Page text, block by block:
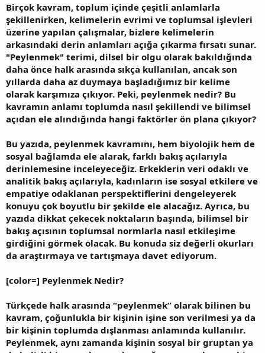
t
a
n
r
i
h
i
Birçok kavram, toplum içinde çeşitli anlamlarla
şekillenirken, kelimelerin evrimi ve toplumsal işlevleri
üzerine yapılan çalışmalar, bizlere kelimelerin
arkasındaki derin anlamları açığa çıkarma fırsatı sunar.
"Peylenmek" terimi, dilsel bir olgu olarak bakıldığında
daha önce halk arasında sıkça kullanılan, ancak son
yıllarda daha az duymaya başladığımız bir kelime
olarak karşımıza çıkıyor. Peki, peylenmek nedir? Bu
kavramın anlamı toplumda nasıl şekillendi ve bilimsel
açıdan ele alındığında hangi faktörler ön plana çıkıyor?
Bu yazıda, peylenmek kavramını, hem biyolojik hem de
sosyal bağlamda ele alarak, farklı bakış açılarıyla
derinlemesine inceleyeceğiz. Erkeklerin veri odaklı ve
analitik bakış açılarıyla, kadınların ise sosyal etkilere ve
empatiye odaklanan perspektiflerini dengeleyerek
konuyu çok boyutlu bir şekilde ele alacağız. Ayrıca, bu
yazıda dikkat çekecek noktaların başında, bilimsel bir
bakış açısının toplumsal normlarla nasıl etkileşime
girdiğini görmek olacak. Bu konuda siz değerli okurları
da araştırmaya ve tartışmaya davet ediyorum.
[color=] Peylenmek Nedir?
Türkçede halk arasında “peylenmek” olarak bilinen bu
kavram, çoğunlukla bir kişinin işine son verilmesi ya da
bir kişinin toplumda dışlanması anlamında kullanılır.
Peylenmek, aynı zamanda kişinin sosyal bir gruptan ya